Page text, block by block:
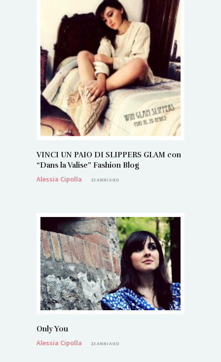
VINCI UN PAIO DI SLIPPERS GLAM con
“Dans la Valise” Fashion Blog
Alessia Cipolla
13 ANNI AGO
Only You
Alessia Cipolla
13 ANNI AGO